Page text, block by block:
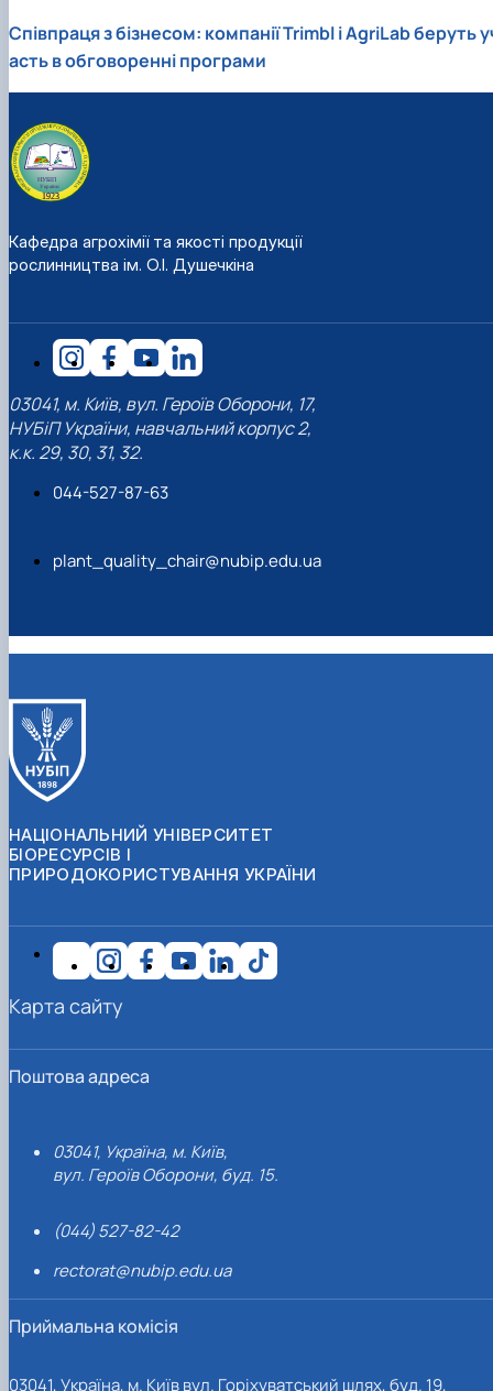
Співпраця з бізнесом: компанії Trimbl i AgriLab беруть
асть в обговоренні програми
Кафедра агрохімії та якості продукції
рослинництва ім. О.І. Душечкіна
03041, м. Київ, вул. Героїв Оборони, 17,
НУБіП України, навчальний корпус 2,
к.к. 29, 30, 31, 32.
044-527-87-63
plant_quality_chair@nubip.edu.ua
НАЦІОНАЛЬНИЙ УНІВЕРСИТЕТ
БІОРЕСУРСІВ І
ПРИРОДОКОРИСТУВАННЯ УКРАЇНИ
Поштова адреса
03041, Україна, м. Київ,
вул. Героїв Оборони, буд. 15.
(044) 527-82-42
rectorat@nubip.edu.ua
Приймальна комісія
03041, Україна, м. Київ вул. Горіхуватський шлях, буд. 19,
Карта сайту